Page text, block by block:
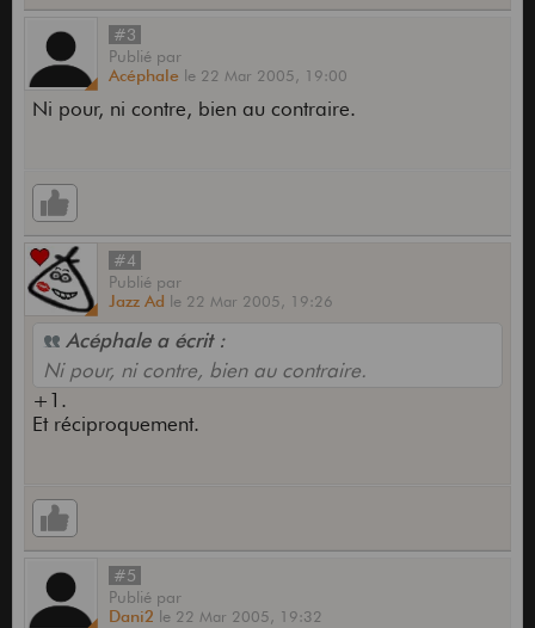
#3
Publié par
Acéphale le 22 Mar 2005, 19:00
Ni pour, ni contre, bien au contraire.
#4
Publié par
Jazz Ad le 22 Mar 2005, 19:26
Acéphale a écrit :
Ni pour, ni contre, bien au contraire.
+1.
Et réciproquement.
#5
Publié par
Dani2 le 22 Mar 2005, 19:32